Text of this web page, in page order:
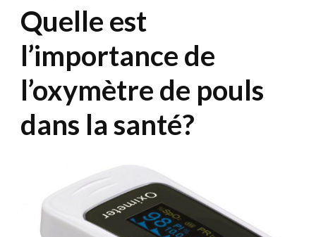
Quelle est
l’importance de
l’oxymètre de pouls
dans la santé?